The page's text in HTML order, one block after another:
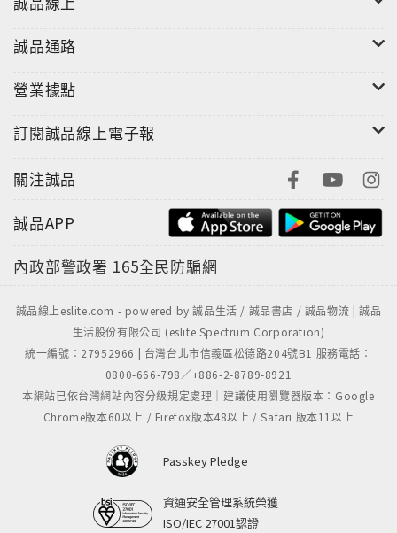
誠品通路
營業據點
訂閱誠品線上電子報
關注誠品
誠品APP
內政部警政署 165全民防騙網
誠品線上eslite.com - powered by 誠品生活 / 誠品書店 / 誠品物流 | 誠品
生活股份有限公司 (eslite Spectrum Corporation)
統一編號：27952966 | 台灣台北市信義區松德路204號B1 服務電話：
0800-666-798／+886-2-8789-8921
本網站已依台灣網站內容分級規定處理｜建議使用瀏覽器版本：Google
Chrome版本60以上 / Firefox版本48以上 / Safari 版本11以上
Passkey Pledge
資通安全管理系統榮獲
ISO/IEC 27001認證